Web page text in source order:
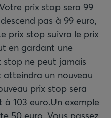
prix stop sera 99
pas à 99 euro,
prix stop suivra le prix
en gardant une
stop ne peut jamais
atteindra un nouveau
prix stop sera
103 euro.Un exemple
50 euro. Vous passez